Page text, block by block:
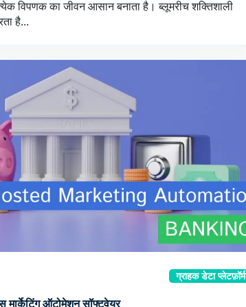
विपणक का जीवन आसान बनाता है। ब्लूमरीच शक्तिशाली
है...
ग्राहक डेटा प्लेटफ़ॉर्म
मार्केटिंग ऑटोमेशन सॉफ्टवेयर